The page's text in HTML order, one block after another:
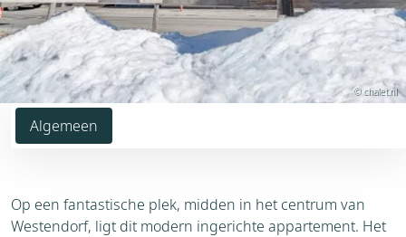
Algemeen
© chalet.nl
Op een fantastische plek, midden in het centrum van
Westendorf, ligt dit modern ingerichte appartement. Het